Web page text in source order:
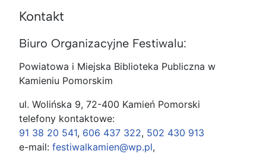
Kontakt
Biuro Organizacyjne Festiwalu:
Powiatowa i Miejska Biblioteka Publiczna w
Kamieniu Pomorskim
ul. Wolińska 9, 72-400 Kamień Pomorski
telefony kontaktowe:
91 38 20 541, 606 437 322, 502 430 913
e-mail: festiwalkamien@wp.pl,